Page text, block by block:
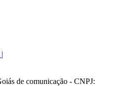
|
de comunicação - CNPJ: